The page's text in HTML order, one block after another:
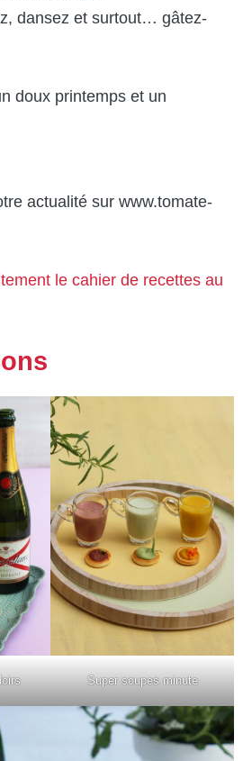
dansez et surtout… gâtez-
doux printemps et un
actualité sur www.tomate-
le cahier de recettes au
Super soupes minute